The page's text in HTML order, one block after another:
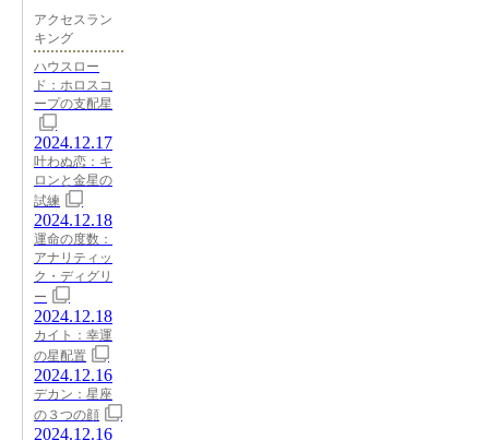
アクセスラン
キング
ハウスロー
ド：ホロスコ
ープの支配星
2024.12.17
叶わぬ恋：キ
ロンと金星の
試練
2024.12.18
運命の度数：
アナリティッ
ク・ディグリ
ー
2024.12.18
カイト：幸運
の星配置
2024.12.16
デカン：星座
の３つの顔
2024.12.16